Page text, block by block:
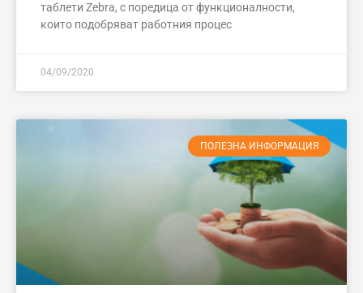
таблети Zebra, с поредица от функционалности,
които подобряват работния процес
04/09/2020
ПОЛЕЗНА ИНФОРМАЦИЯ